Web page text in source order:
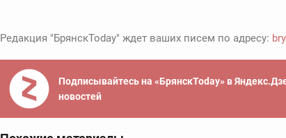
Редакция "БрянскToday" ждет ваших писем по адресу:
Подписывайтесь на «БрянскToday» в
новостей